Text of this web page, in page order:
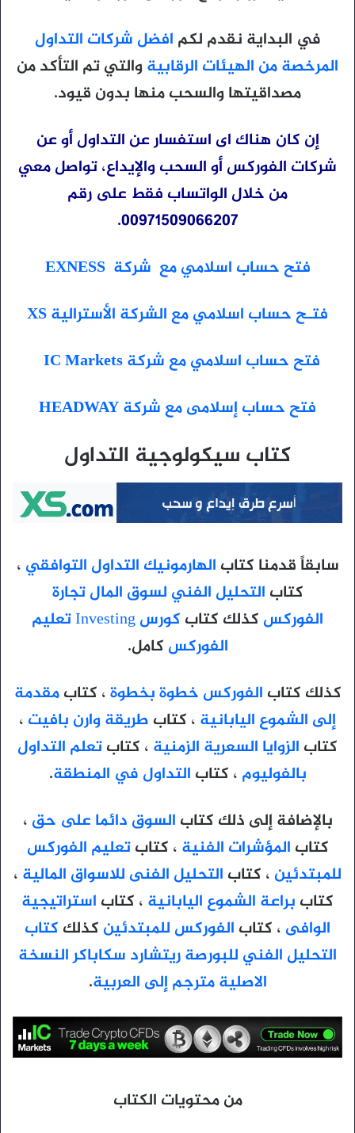
في البداية نقدم لكم افضل شركات التداول
المرخصة من الهيئات الرقابيةوالتي تم التأكد من
مصداقيتها والسحب منها بدون قيود.
إن كان هناك اى استفسار عن التداول أو عن
شركات الفوركس أو السحب والإيداع، تواصل معي
من خلال الواتساب فقط على رقم
00971509066207.
فتح حساب اسلامي مع شركة EXNESS
فتـح حساب اسلامي مع الشركة الأسترالية XS
فتح حساب اسلامي مع شركة IC Markets
فتح حساب إسلامى مع شركة HEADWAY
كتاب سيكولوجية التداول
سابقاً قدمنا كتاب الهارمونيك التداول التوافقي ،
كتاب التحليل الفني لسوق المال تجارة
الفوركس كذلك كتاب
كورس Investing تعليم
الفوركس كامل.
كذلك كتاب الفوركس خطوة بخطوة، كتابمقدمة
إلى الشموع اليابانية ، كتاب طريقة وارن بافيت ،
كتاب الزوايا السعرية الزمنية ، كتابتعلم التداول
بالفوليوم ، كتاب التداول في المنطقة.
بالإضافة إلى ذلك كتاب السوق دائما على حق ،
كتاب المؤشرات الفنية ، كتابتعليم الفوركس
للمبتدئين ، كتاب التحليل الفنى للاسواق المالية ،
كتاب براعة الشموع اليابانية ، كتاب استراتيجية
الوافى ، كتاب الفوركس للمبتدئين كذلك كتاب
التحليل الفني للبورصة ريتشارد سكاباكر النسخة
الاصلية مترجم إلى العربية.
من محتويات الكتاب